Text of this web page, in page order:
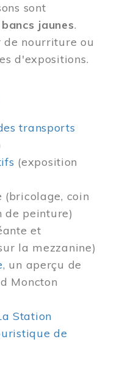
sont
jaunes.
nourriture ou
d'expositions.
transports
(exposition
(bricolage, coin
de peinture)
et
la mezzanine)
, un aperçu de
Moncton
Station
de